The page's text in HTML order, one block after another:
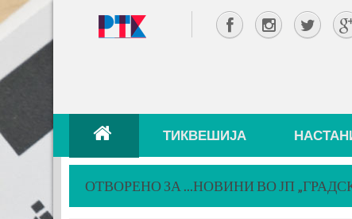
ТИКВЕШИЈА
ОТВОРЕНО ЗА ...НОВИНИ ВО ЈП